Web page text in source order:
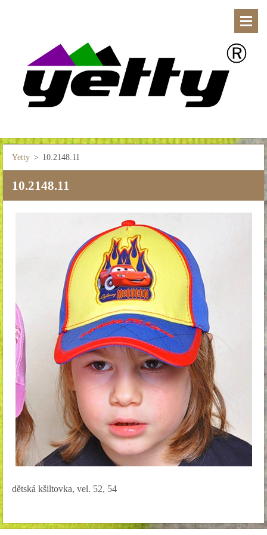
Yetty > 10.2148.11
10.2148.11
dětská kšiltovka, vel. 52, 54